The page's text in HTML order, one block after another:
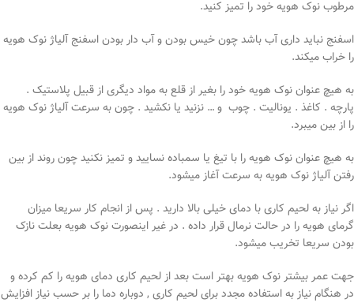
مرطوب نوک هویه خود را تمیز کنید.
اسفنج نباید داری آب باشد چون خیس بودن و آب دار بودن اسفنج آلیاژ نوک هویه
را خراب میکند.
به هیچ عنوان نوک هویه خود را بغیر از قلع به مواد دیگری از قبیل پلاستیک .
پارچه . کاغذ . یونالیت . چوب و … نزنید یا نکشید . چون به سرعت آلیاژ نوک هویه
را از بین میبرد.
به هیچ عنوان نوک هویه را با تیغ یا سمباده نسایید و تمیز نکنید چون روند از بین
رفتن آلیاژ نوک هویه به سرعت آغاز میشود.
اگر نیاز به لحیم کاری با دمای خیلی بالا دارید . پس از انجام کار سریعا میزان
گرمای هویه را در حالت نرمال قرار داده . در غیر اینصورت نوک هویه بعلت نازک
بودن سریعا تخریب میشود.
جهت عمر بیشتر نوک هویه بهتر است بعد از لحیم کاری دمای هویه را کم کرده و
در هنگام نیاز به استفاده مجدد برای لحیم کاری , دوباره دما را بر حسب نیاز افزایش